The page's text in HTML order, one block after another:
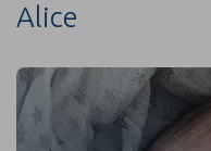
Alice